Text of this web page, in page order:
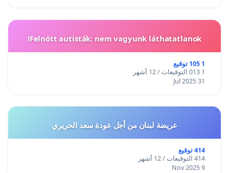
Felnőtt autisták: nem vagyunk láthatatlanok!
1 105 توقيع
1 013 التوقيعات / 12 أشهر
31 Jul 2025
عريضة لبنان من أجل عودة سعد الحريري
414 توقيع
414 التوقيعات / 12 أشهر
9 Nov 2025